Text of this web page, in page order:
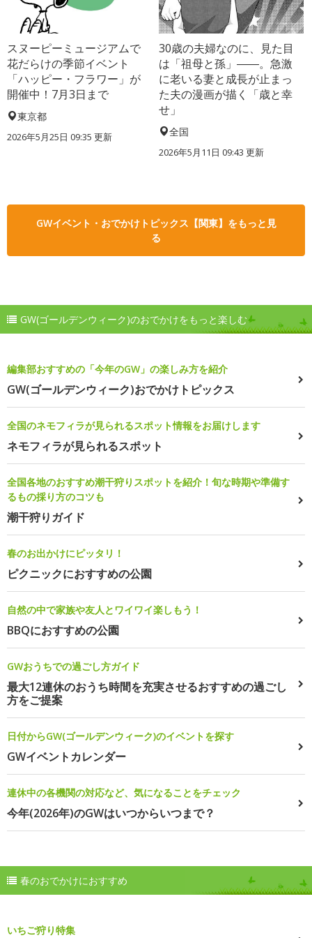
スヌーピーミュージアムで
花だらけの季節イベント
「ハッピー・フラワー」が
開催中！7月3日まで
東京都
2026年5月25日 09:35 更新
30歳の夫婦なのに、見た目
は「祖母と孫」――。急激
に老いる妻と成長が止まっ
た夫の漫画が描く「歳と幸
せ」
全国
2026年5月11日 09:43 更新
GWイベント・おでかけトピックス【関東】をもっと見
る
GW(ゴールデンウィーク)のおでかけをもっと楽しむ
編集部おすすめの「今年のGW」の楽しみ方を紹介
GW(ゴールデンウィーク)おでかけトピックス
全国のネモフィラが見られるスポット情報をお届けします
ネモフィラが見られるスポット
全国各地のおすすめ潮干狩りスポットを紹介！旬な時期や準備す
るもの採り方のコツも
潮干狩りガイド
春のお出かけにピッタリ！
ピクニックにおすすめの公園
自然の中で家族や友人とワイワイ楽しもう！
BBQにおすすめの公園
GWおうちでの過ごし方ガイド
最大12連休のおうち時間を充実させるおすすめの過ごし
方をご提案
日付からGW(ゴールデンウィーク)のイベントを探す
GWイベントカレンダー
連休中の各機関の対応など、気になることをチェック
今年(2026年)のGWはいつからいつまで？
春のおでかけにおすすめ
いちご狩り特集